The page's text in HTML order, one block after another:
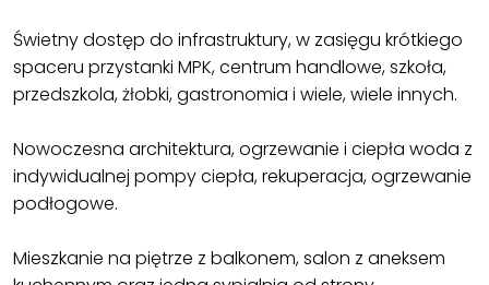
Świetny dostęp do infrastruktury, w zasięgu krótkiego
spaceru przystanki MPK, centrum handlowe, szkoła,
przedszkola, żłobki, gastronomia i wiele, wiele innych.
Nowoczesna architektura, ogrzewanie i ciepła woda z
indywidualnej pompy ciepła, rekuperacja, ogrzewanie
podłogowe.
Mieszkanie na piętrze z balkonem, salon z aneksem